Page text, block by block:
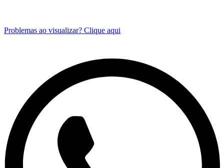
Problemas ao visualizar? Clique aqui